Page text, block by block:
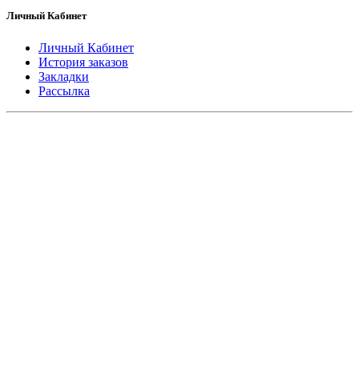
Личный Кабинет
Личный Кабинет
История заказов
Закладки
Рассылка